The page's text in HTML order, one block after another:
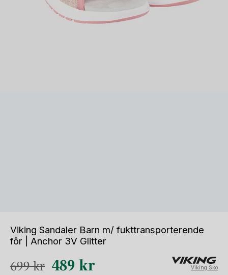
Viking Sandaler Barn m/ fukttransporterende
fôr | Anchor 3V Glitter
699kr Opprinnelig
489 krNåværende
Viking Sko